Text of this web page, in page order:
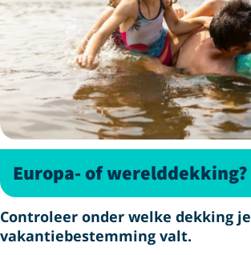
Europa- of werelddekking?
Controleer onder welke dekking je
vakantiebestemming valt.